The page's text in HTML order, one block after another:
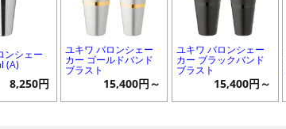
ンシェー
(A)
8,250円
ユキワ バロンシェー
カー ゴールドバンド
ブラスト
15,400円～
ユキワ バロンシェー
カー ブラックバンド
ブラスト
15,400円～